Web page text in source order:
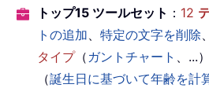
トップ15 ツールセット ： 12
トの追加、 特定の文字を削除
タイプ（ ガントチャート 、...）
（誕生日に基づいて年齢を計